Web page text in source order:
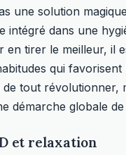
une solution
intégré dans une
en tirer le meilleur, il
qui
de tout révolutionner,
démarche globale
et relaxation